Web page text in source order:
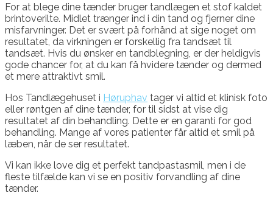
For at blege dine tænder bruger tandlægen et stof kaldet
brintoverilte. Midlet trænger ind i din tand og fjerner dine
misfarvninger. Det er svært på forhånd at sige noget om
resultatet, da virkningen er forskellig fra tandsæt til
tandsæt. Hvis du ønsker en tandblegning, er der heldigvis
gode chancer for, at du kan få hvidere tænder og dermed
et mere attraktivt smil.
Hos Tandlægehuset i Høruphav tager vi altid et klinisk foto
eller røntgen af dine tænder, for til sidst at vise dig
resultatet af din behandling. Dette er en garanti for god
behandling. Mange af vores patienter får altid et smil på
læben, når de ser resultatet.
Vi kan ikke love dig et perfekt tandpastasmil, men i de
fleste tilfælde kan vi se en positiv forvandling af dine
tænder.